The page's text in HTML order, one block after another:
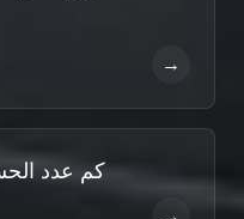
→
كم عدد